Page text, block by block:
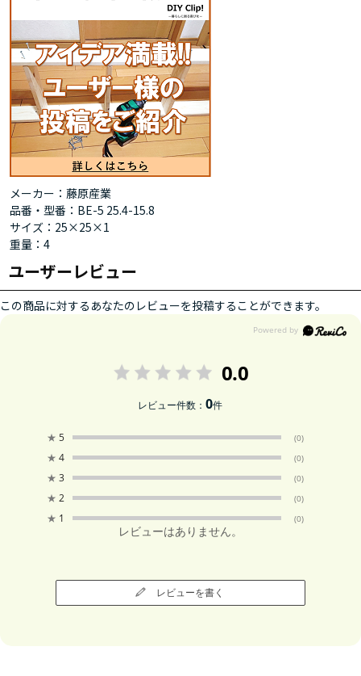
メーカー：藤原産業
品番・型番：BE-5 25.4-15.8
サイズ：25×25×1
重量：4
ユーザーレビュー
この商品に対するあなたのレビューを投稿することができます。
0.0
レビュー件数：0件
★ 5 (0)
★ 4 (0)
★ 3 (0)
★ 2 (0)
★ 1 (0)
レビューはありません。
レビューを書く